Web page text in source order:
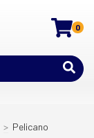
0
> Pelicano